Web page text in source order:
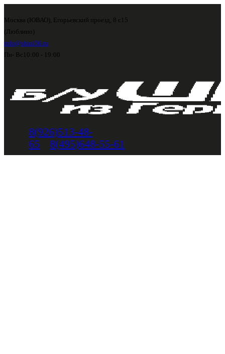
Москва (ЮВАО), Егорьевский проезд, 8 с15
(Люблино)
info@shini56.ru
Пн- Вс 10:00 - 19:00
8(926)513-48-
65
8(495)648-55-61